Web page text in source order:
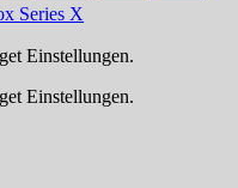
Series X
Einstellungen.
Einstellungen.